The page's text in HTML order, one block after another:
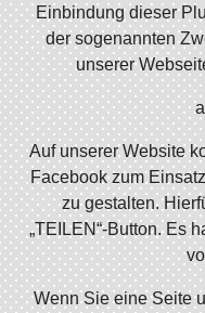
Einbindung dieser
der sogenannten
unserer
Auf unserer Website
Facebook zum
zu gestalten.
„TEILEN“-Button. Es
Wenn Sie eine Seite